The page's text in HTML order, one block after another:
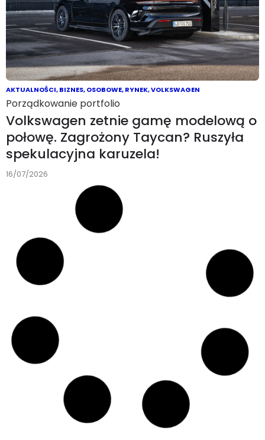
AKTUALNOŚCI,BIZNES,OSOBOWE,RYNEK,VOLKSWAGEN
Porządkowanie portfolio
Volkswagen zetnie gamę modelową o
połowę. Zagrożony Taycan? Ruszyła
spekulacyjna karuzela!
16/07/2026
POLSKA
Noga z gazu w stolicy!
Most Poniatowskiego pod kontrolą.
Warszawa wraca do pomysłu
odcinkowego pomiaru prędkości
ŚWIAT
Rekord Guinnessa
Chiński elektryk zużył zaledwie 8,571
kWh/100 km. AION RT ustanowił
rekord Guinnessa